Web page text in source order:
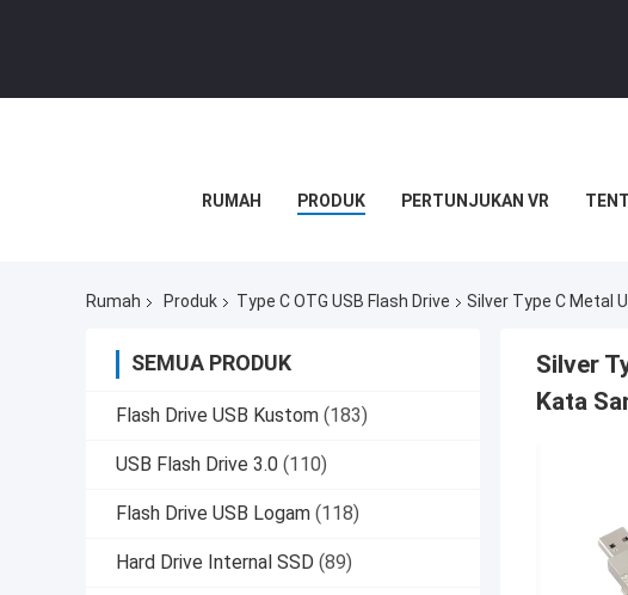
RUMAH PRODUK PERTUNJUKAN VR
Rumah Produk Type C OTG USB Flash Drive Silver Type C Metal
SEMUA PRODUK
Flash Drive USB Kustom (183)
USB Flash Drive 3.0 (110)
Flash Drive USB Logam (118)
Hard Drive Internal SSD (89)
Silver
Kata